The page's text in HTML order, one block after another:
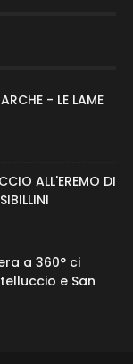
- LE LAME
ALL'EREMO DI
a 360° ci
e San